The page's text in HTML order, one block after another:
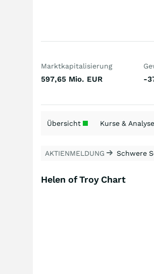
Marktkapitalisierung
597,65 Mio. EUR -
Übersicht Kurse &
AKTIENMELDUNG Schwere
Helen of Troy Chart